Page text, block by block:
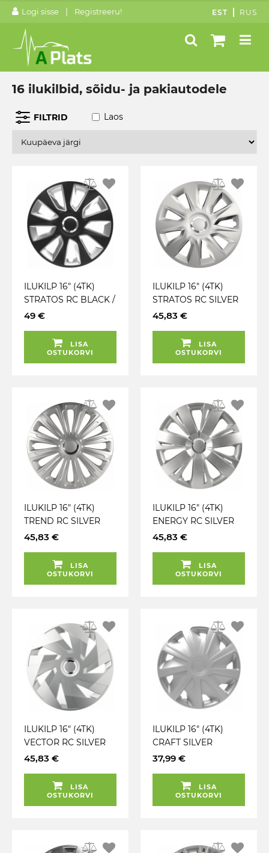
Logi sisse | Registreeru! EST RUS
16 ilukilbid, sõidu- ja pakiautodele
FILTRID Laos
ILUKILP 16" (4TK)
STRATOS RC BLACK /
SILVER CARMOTION
49 €
LISA
OSTUKORVI
ILUKILP 16" (4TK)
STRATOS RC SILVER
CARMOTION
45,83 €
LISA
OSTUKORVI
ILUKILP 16" (4TK)
TREND RC SILVER
CARMOTION
45,83 €
LISA
OSTUKORVI
ILUKILP 16" (4TK)
ENERGY RC SILVER
CARMOTION
45,83 €
LISA
OSTUKORVI
ILUKILP 16" (4TK)
VECTOR RC SILVER
CARMOTION
45,83 €
LISA
OSTUKORVI
ILUKILP 16" (4TK)
CRAFT SILVER
CARMOTION
37,99 €
LISA
OSTUKORVI